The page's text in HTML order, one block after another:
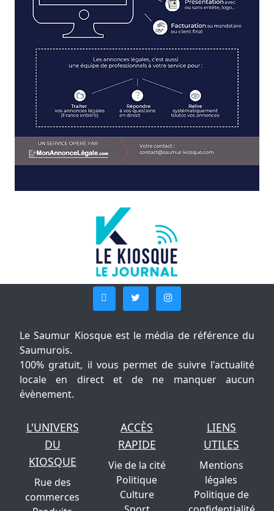
Le Saumur Kiosque est le média de référence du
Saumurois.
100% gratuit, il vous permet de suivre l'actualité
locale en direct et de ne manquer aucun
évènement.
L'UNIVERS
DU
KIOSQUE
Rue des
commerces
ACCÈS
RAPIDE
Vie de la cité
Politique
Culture
LIENS
UTILES
Mentions
légales
Politique de